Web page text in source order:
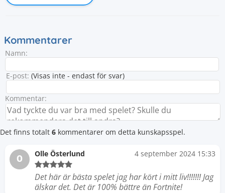
Kommentarer
Namn:
E-post: (Visas inte - endast för svar)
Kommentar:
Det finns totalt 6 kommentarer om detta kunskapsspel.
O Olle Österlund 4 september 2024 15:33
Det här är bästa spelet jag har kört i mitt liv!!!!!!! Jag
älskar det. Det är 100% bättre än Fortnite!